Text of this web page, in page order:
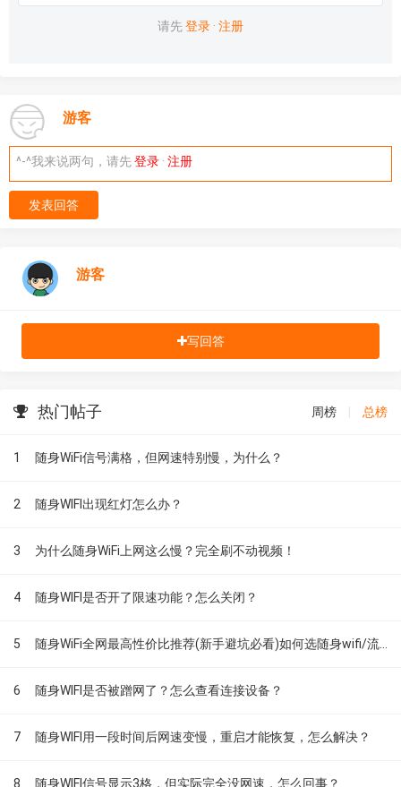
请先登录 · 注册
游客
^-^我来说两句，请先登录 · 注册
发表回答
游客
写回答
热门帖子 周榜 总榜
1 随身WiFi信号满格，但网速特别慢，为什么？
2 随身WIFI出现红灯怎么办？
3 为什么随身WiFi上网这么慢？完全刷不动视频！
4 随身WIFI是否开了限速功能？怎么关闭？
5
6 随身WIFI是否被蹭网了？怎么查看连接设备？
7 随身WIFI用一段时间后网速变慢，重启才能恢复，怎么解决？
8 随身WIFI信号显示3格，但实际完全没网速，怎么回事？